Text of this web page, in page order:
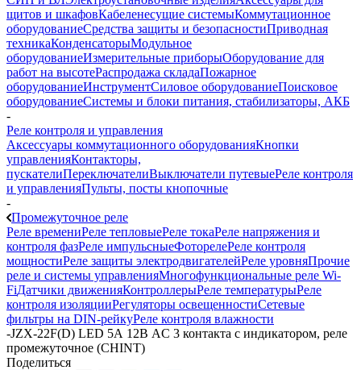
щитов и шкафовКабеленесущие системыКоммутационное
оборудованиеСредства защиты и безопасностиПриводная
техникаКонденсаторыМодульное
оборудованиеИзмерительные приборыОборудование для
работ на высотеРаспродажа складаПожарное
оборудованиеИнструментСиловое оборудованиеПоисковое
оборудованиеСистемы и блоки питания, стабилизаторы, АКБ
-
Реле контроля и управления
Аксессуары коммутационного оборудованияКнопки
управленияКонтакторы,
пускателиПереключателиВыключатели путевыеРеле контроля
и управленияПульты, посты кнопочные
-
Промежуточное реле
Реле времениРеле тепловыеРеле токаРеле напряжения и
контроля фазРеле импульсныеФоторелеРеле контроля
мощностиРеле защиты электродвигателейРеле уровняПрочие
реле и системы управленияМногофункциональные реле Wi-
FiДатчики движенияКонтроллерыРеле температурыРеле
контроля изоляцииРегуляторы освещенностиСетевые
фильтры на DIN-рейкуРеле контроля влажности
-JZX-22F(D) LED 5А 12В AC 3 контакта с индикатором, реле
промежуточное (CHINT)
Поделиться